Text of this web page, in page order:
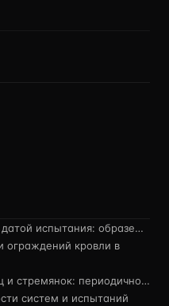
испытания: образе…
ограждений кровли в
и стремянок: периодично…
систем и испытаний